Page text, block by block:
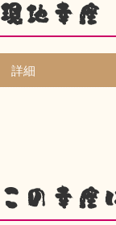
現地幸座
詳細
この幸座